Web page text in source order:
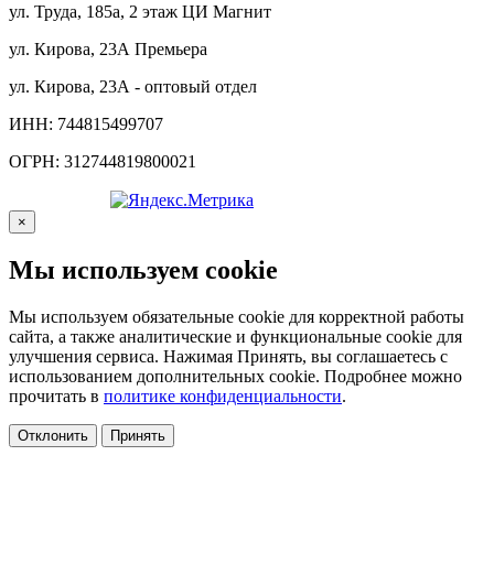
ул. Труда, 185а, 2 этаж ЦИ Магнит
ул. Кирова, 23А Премьера
ул. Кирова, 23А - оптовый отдел
ИНН: 744815499707
ОГРН: 312744819800021
×
Мы используем cookie
Мы используем обязательные cookie для корректной работы
сайта, а также аналитические и функциональные cookie для
улучшения сервиса. Нажимая Принять, вы соглашаетесь с
использованием дополнительных cookie. Подробнее можно
прочитать в политике конфиденциальности.
Отклонить Принять